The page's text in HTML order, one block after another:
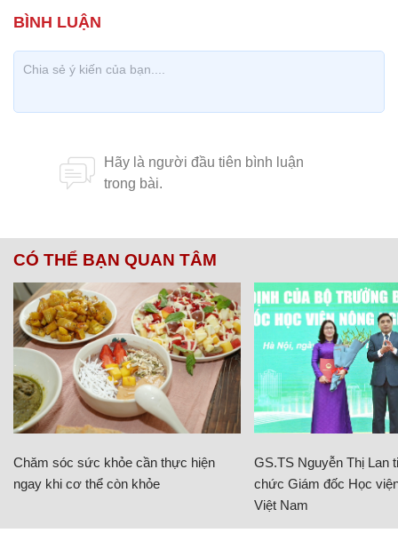
CÓ THỂ BẠN QUAN TÂM
Chăm sóc sức khỏe cần thực hiện
ngay khi cơ thể còn khỏe
GS.TS Nguyễn Thị Lan
chức Giám đốc Học
Việt Nam